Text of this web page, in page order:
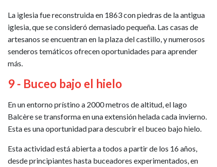
La iglesia fue reconstruida en 1863 con piedras de la antigua
iglesia, que se consideró demasiado pequeña. Las casas de
artesanos se encuentran en la plaza del castillo, y numerosos
senderos temáticos ofrecen oportunidades para aprender
más.
9 - Buceo bajo el hielo
En un entorno prístino a 2000 metros de altitud, el lago
Balcère se transforma en una extensión helada cada invierno.
Esta es una oportunidad para descubrir el buceo bajo hielo.
Esta actividad está abierta a todos a partir de los 16 años,
desde principiantes hasta buceadores experimentados, en